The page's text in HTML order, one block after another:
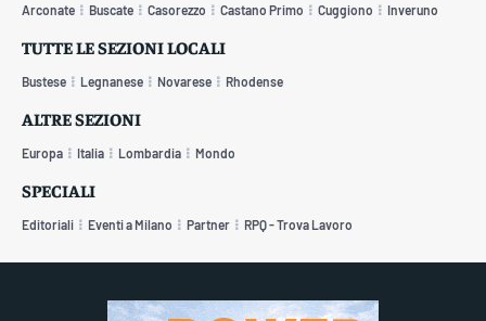
Arconate Buscate Casorezzo Castano Primo Cuggiono Inveruno
TUTTE LE SEZIONI LOCALI
Bustese Legnanese Novarese Rhodense
ALTRE SEZIONI
Europa Italia Lombardia Mondo
SPECIALI
Editoriali Eventi a Milano Partner RPQ - Trova Lavoro